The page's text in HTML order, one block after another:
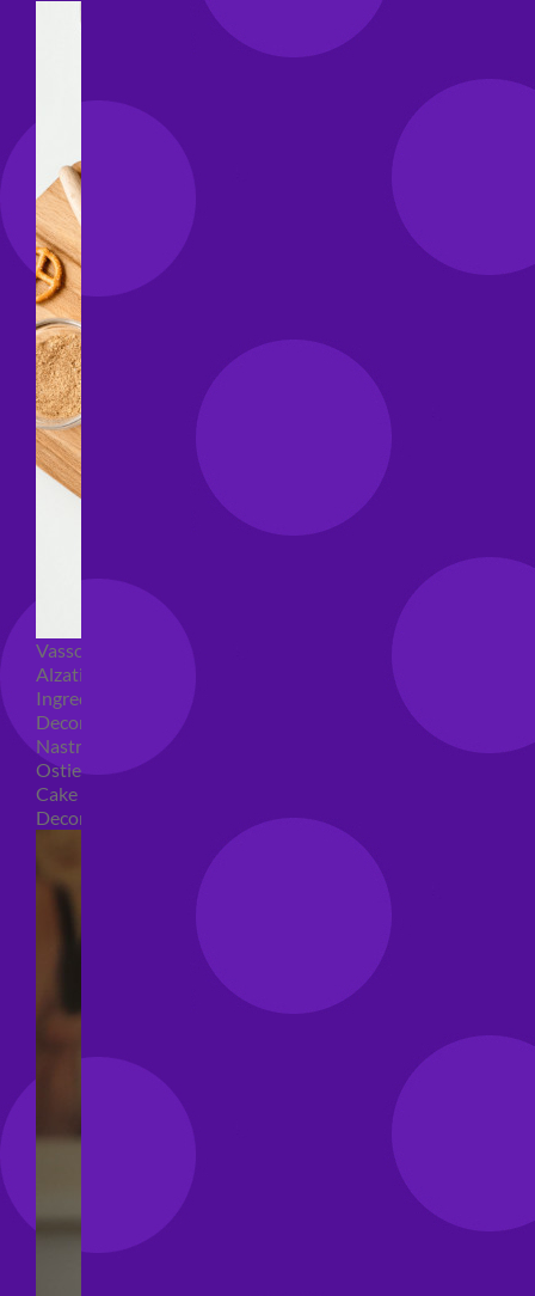
Vassoi e sottotorta
Alzatine per dolci
Ingredienti torte
Decorazioni torte
Nastri e girotorte
Ostie per torte
Cake Topper
Decori per torte